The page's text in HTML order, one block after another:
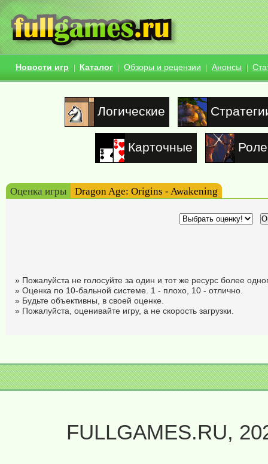
Новости игр Каталог Обзоры и рецензии Анонсы
Логические
Карточные
Оценка игры Dragon Age: Origins - Awakening
» Пожалуйста не голосуйте за один и тот же ресурс более
» Оценка по 10-бальной системе. 1 - плохо, 10 - отлично.
» Будьте объективны, в своей оценке.
» Пожалуйста, оценивайте игру, а не скорость загрузки.
FULLGAMES.RU,